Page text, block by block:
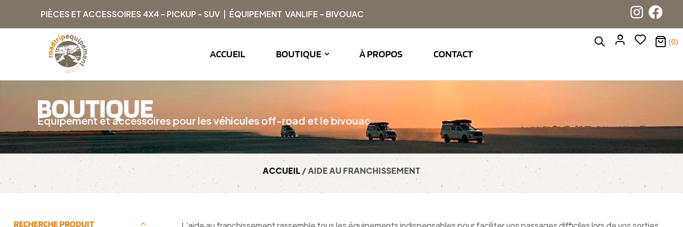
PIÈCES ET ACCESSOIRES 4X4 – PICKUP – SUV | ÉQUIPEMENT VANLIFE – BIVOUAC
ACCUEIL BOUTIQUE À PROPOS CONTACT
(0)
BOUTIQUE
Équipement et accessoires pour les véhicules off-road et le bivouac
ACCUEIL/ AIDE AU FRANCHISSEMENT
RECHERCHE PRODUIT